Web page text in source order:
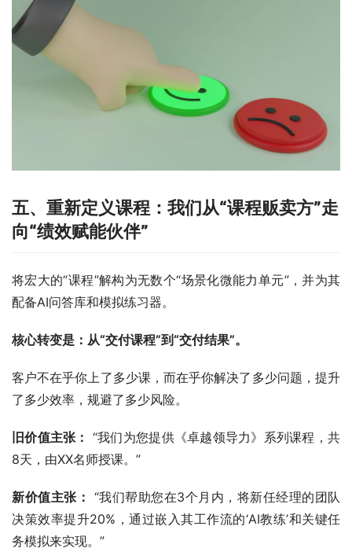
五、重新定义课程：我们从“课程贩卖方”走
向“绩效赋能伙伴”
将宏大的“课程”解构为无数个“场景化微能力单元”，并为其
配备AI问答库和模拟练习器。
核心转变是：从“交付课程”到“交付结果”。
客户不在乎你上了多少课，而在乎你解决了多少问题，提升
了多少效率，规避了多少风险。
旧价值主张： “我们为您提供《卓越领导力》系列课程，共
8天，由XX名师授课。”
新价值主张： “我们帮助您在3个月内，将新任经理的团队
决策效率提升20%，通过嵌入其工作流的‘AI教练’和关键任
务模拟来实现。”